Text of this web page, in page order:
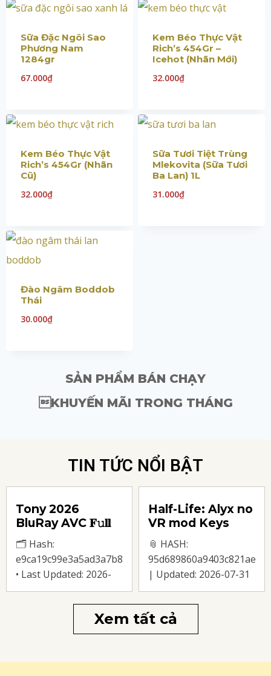
Sữa Đặc Ngôi Sao
Phương Nam
1284gr
67.000₫
Kem Béo Thực Vật
Rich’s 454Gr –
Icehot (Nhãn Mới)
32.000₫
Kem Béo Thực Vật
Rich’s 454Gr (Nhãn
Cũ)
32.000₫
Sữa Tươi Tiệt Trùng
Mlekovita (Sữa Tươi
Ba Lan) 1L
31.000₫
Đào Ngâm Boddob
Thái
30.000₫
SẢN PHẨM BÁN CHẠY
KHUYẾN MÃI TRONG THÁNG
TIN TỨC NỔI BẬT
Tony 2026
BluRay AVC 𝐅𝚞𝐥𝐥
𝐌𝐨𝚟𝐢𝐞 Atmos 4K
torrent
🗂 Hash:
e9ca19c99e3a5ad3a7b8190cbb0dc13c
• Last Updated: 2026-
07-31 Verify Video
Bitrate: 50+ Mbps
recommended Audio:
Master Audio
Half-Life: Alyx no
VR mod Keys
FLT Release
Verified
Windows
📎 HASH:
| Updated: 2026-07-31
Verify Processor: next-
gen chip for heavy
physics processing
RAM: high-speed DDR5
Space:70 GB free space
Xem tất cả